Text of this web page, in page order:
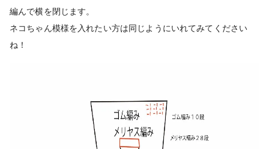
編んで横を閉じます。
ネコちゃん模様を入れたい方は同じようにいれてみてください
ね！